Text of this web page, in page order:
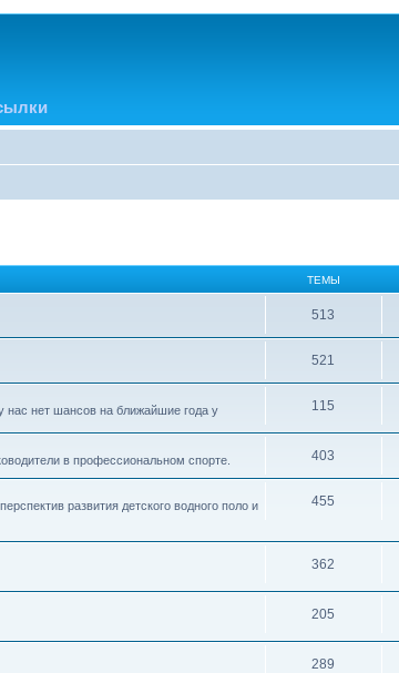
ТЕМЫ
513
521
нет шансов на ближайшие года у
115
в профессиональном спорте. 403
развития детского водного поло и
455
362
205
289